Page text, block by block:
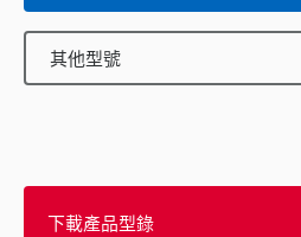
其他型號
下載產品型錄